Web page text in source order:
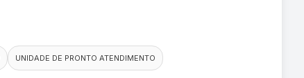
UNIDADE DE PRONTO ATENDIMENTO